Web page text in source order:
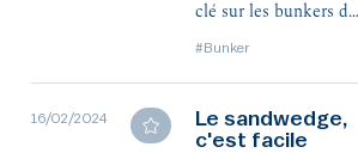
clé sur les bunkers de
#Bunker
16/02/2024
Le sandwedge,
c'est facile